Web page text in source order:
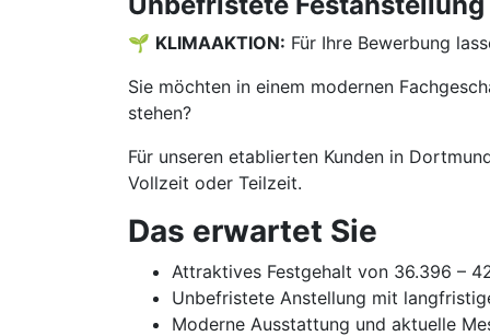
🌱 KLIMAAKTION: Für Ihre Bewerbung
Sie möchten in einem modernen
stehen?
Für unseren etablierten Kunden in
Vollzeit oder Teilzeit.
Das erwartet Sie
Attraktives Festgehalt von 36.396 –
Unbefristete Anstellung mit
Moderne Ausstattung und aktuelle